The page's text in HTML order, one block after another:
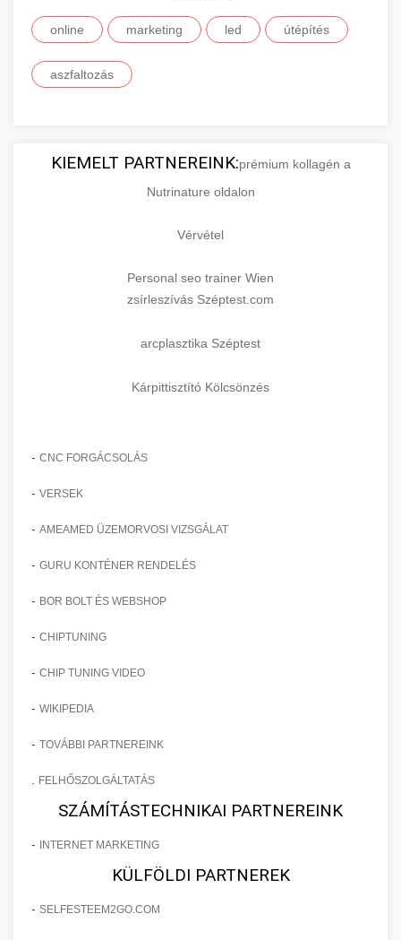
online marketing led útépítés
aszfaltozás
KIEMELT PARTNEREINK:prémium kollagén a
Nutrinature oldalon
Vérvétel
Personal seo trainer Wien
zsírleszívás Széptest.com
arcplasztika Széptest
Kárpittisztító Kölcsönzés
- CNC FORGÁCSOLÁS
- VERSEK
- AMEAMED ÜZEMORVOSI VIZSGÁLAT
- GURU KONTÉNER RENDELÉS
- BOR BOLT ÉS WEBSHOP
- CHIPTUNING
- CHIP TUNING VIDEO
- WIKIPEDIA
- TOVÁBBI PARTNEREINK
FELHŐSZOLGÁLTATÁS
SZÁMÍTÁSTECHNIKAI PARTNEREINK
- INTERNET MARKETING
KÜLFÖLDI PARTNEREK
- SELFESTEEM2GO.COM